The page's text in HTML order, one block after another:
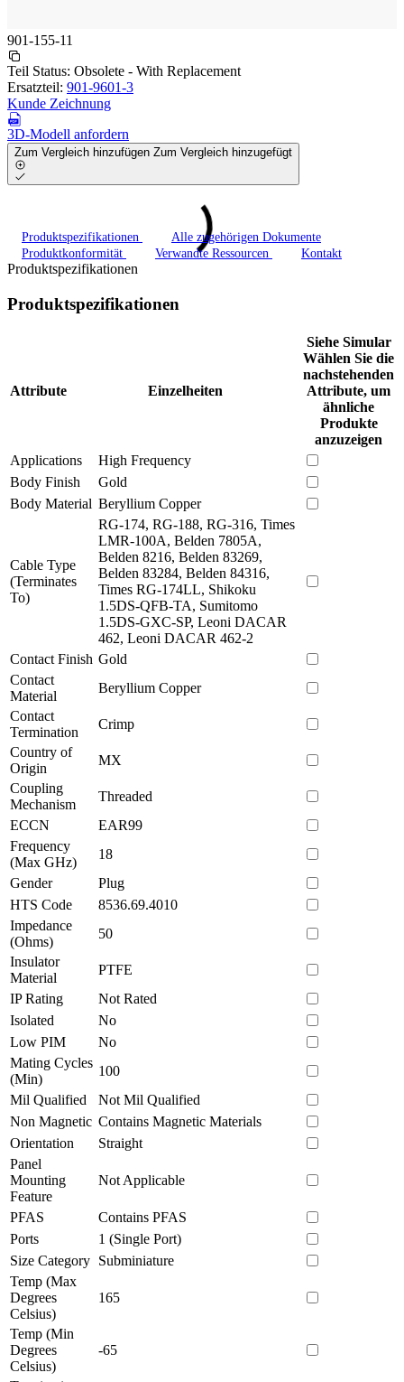
901-155-11
Teil Status: Obsolete - With Replacement
Ersatzteil: 901-9601-3
Kunde Zeichnung
3D-Modell anfordern
Zum Vergleich hinzufügen Zum Vergleich hinzugefügt
Produktspezifikationen
Alle zugehörigen Dokumente
Produktkonformität
Verwandte Ressourcen Kontakt
Produktspezifikationen
Produktspezifikationen
Attribute Einzelheiten
Siehe Simular
Wählen Sie die
nachstehenden
Attribute, um
ähnliche
Produkte
anzuzeigen
Applications
High Frequency
Body Finish
Gold
Body Material Beryllium Copper
Cable Type
(Terminates
To)
RG-174, RG-188, RG-316, Times
LMR-100A, Belden 7805A,
Belden 8216, Belden 83269,
Belden 83284, Belden 84316,
Times RG-174LL, Shikoku
1.5DS-QFB-TA, Sumitomo
1.5DS-GXC-SP, Leoni DACAR
462, Leoni DACAR 462-2
Contact Finish Gold
Contact
Material
Beryllium Copper
Contact
Termination
Crimp
Country of
Origin
MX
Coupling
Mechanism
Threaded
ECCN
EAR99
Frequency
(Max GHz)
18
Gender
Plug
HTS Code
8536.69.4010
Impedance
(Ohms)
50
Insulator
Material
PTFE
IP Rating
Not Rated
Isolated
No
Low PIM
No
Mating Cycles
(Min)
100
Mil Qualified
Not Mil Qualified
Non Magnetic Contains Magnetic Materials
Orientation
Straight
Panel
Mounting
Feature
Not Applicable
PFAS
Contains PFAS
Ports
1 (Single Port)
Size Category Subminiature
Temp (Max
Degrees
Celsius)
165
Temp (Min
Degrees
Celsius)
-65